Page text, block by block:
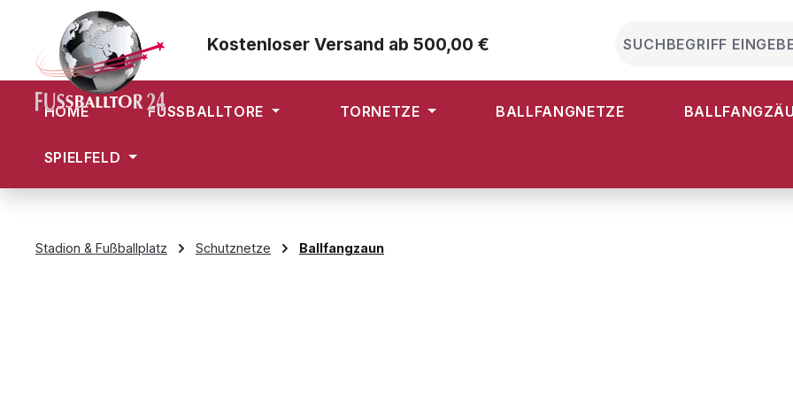
Hauptinhalt springen
Zur Suche springen
Zur Hauptnavigation springen
Kostenloser Versand ab 500,00 €
HOME FUSSBALLTORE TORNETZE BALLFANGNETZE
SPIELFELD
Stadion & Fußballplatz Schutznetze Ballfangzaun